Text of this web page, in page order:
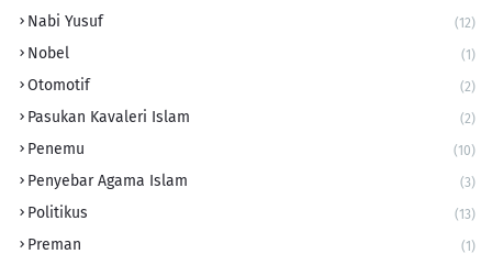
Nabi Yusuf (12)
Nobel (1)
Otomotif (2)
Pasukan Kavaleri Islam (2)
Penemu (10)
Penyebar Agama Islam (3)
Politikus (13)
Preman (1)